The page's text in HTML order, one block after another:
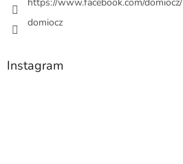
domiocz
Instagram